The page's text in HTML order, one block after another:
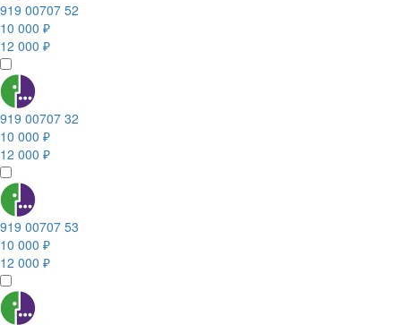
919 00707 52
10 000 ₽
12 000 ₽
919 00707 32
10 000 ₽
12 000 ₽
919 00707 53
10 000 ₽
12 000 ₽